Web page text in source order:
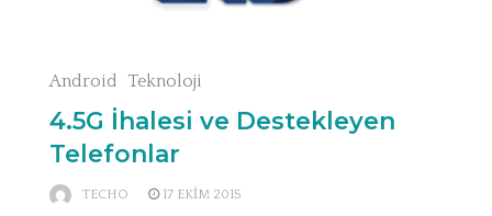
Android Teknoloji
4.5G İhalesi ve Destekleyen
Telefonlar
TECHO 17 EKIM 2015